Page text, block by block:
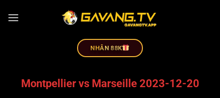
NHÂN 88K
Montpellier vs Marseille 2023-12-20